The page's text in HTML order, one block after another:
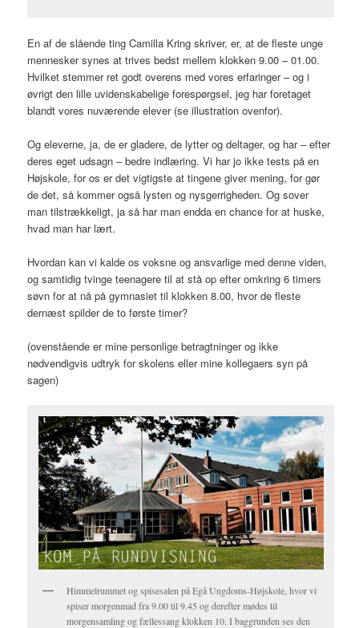
En af de slående ting Camilla Kring skriver, er, at de fleste unge
mennesker synes at trives bedst mellem klokken 9.00 – 01.00.
Hvilket stemmer ret godt overens med vores erfaringer – og i
øvrigt den lille uvidenskabelige forespørgsel, jeg har foretaget
blandt vores nuværende elever (se illustration ovenfor).
Og eleverne, ja, de er gladere, de lytter og deltager, og har – efter
deres eget udsagn – bedre indlæring. Vi har jo ikke tests på en
Højskole, for os er det vigtigste at tingene giver mening, for gør
de det, så kommer også lysten og nysgerrigheden. Og sover
man tilstrækkeligt, ja så har man endda en chance for at huske,
hvad man har lært.
Hvordan kan vi kalde os voksne og ansvarlige med denne viden,
og samtidig tvinge teenagere til at stå op efter omkring 6 timers
søvn for at nå på gymnasiet til klokken 8.00, hvor de fleste
dernæst spilder de to første timer?
(ovenstående er mine personlige betragtninger og ikke
nødvendigvis udtryk for skolens eller mine kollegaers syn på
sagen)
Himmelrummet og spisesalen på Egå Ungdoms-Højskole, hvor vi
spiser morgenmad fra 9.00 til 9.45 og derefter mødes til
morgensamling og fællessang klokken 10. I baggrunden ses den